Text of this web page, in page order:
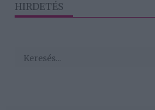
HIRDETÉS